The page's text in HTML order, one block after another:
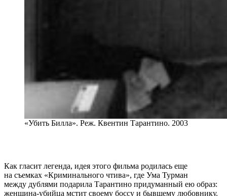
«Убить Билла». Реж. Квентин Тарантино. 2003
Как гласит легенда, идея этого фильма родилась еще
на съемках «Криминального чтива», где Ума Турман
между дублями подарила Тарантино придуманный ею образ:
женщина-убийца мстит своему боссу и бывшему любовнику.